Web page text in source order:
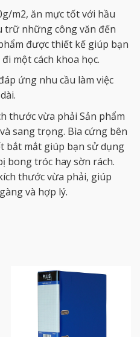
m2, ăn mực tốt với hầu
trữ những công văn đến
được thiết kế giúp bạn
một cách khoa học.
ứng nhu cầu làm việc
thước vừa phải Sản phẩm
sang trọng. Bìa cứng bên
bắt mắt giúp bạn sử dụng
bong tróc hay sờn rách.
thước vừa phải, giúp
và hợp lý.